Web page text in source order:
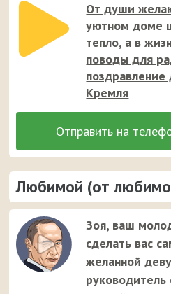
От души
уютном доме
тепло, а в
поводы для
Кремля
Любимой (от
Зоя, ваш
сделать вас
желанной